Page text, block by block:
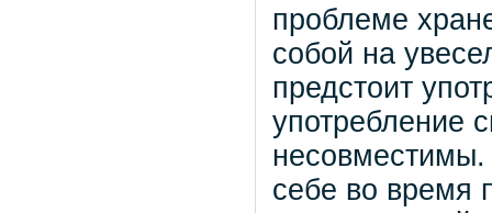
проблеме
собой на
предстоит
употребление
себе во время